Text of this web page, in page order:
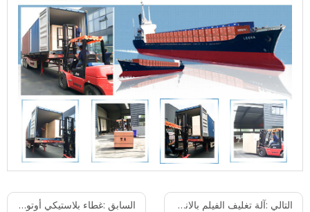
السابق :غطاء بلاستيكي أوتوماتيكي للمرسل التالي :آلة تغليف الفيلم بالانكماش الحراري ذات النمط الخطي